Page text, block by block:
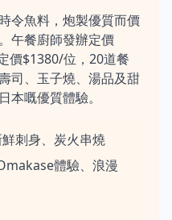
令魚料，炮製優質而價
午餐廚師發辦定價
價$1380/位，20道餐
司、玉子燒、湯品及甜
本嘅優質體驗。
刺身、炭火串燒
體驗、浪漫